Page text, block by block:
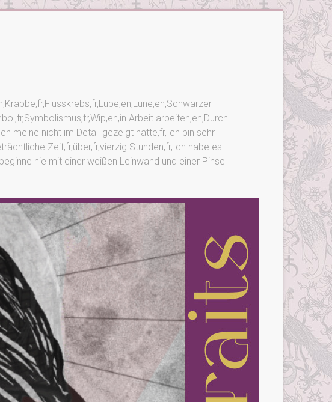
Arbeit arbeiten,en,Durch
meine nicht im Detail gezeigt hatte,fr,Ich bin sehr
Zeit,fr,über,fr,vierzig Stunden,fr,Ich habe es
nie mit einer weißen Leinwand und einer Pinsel